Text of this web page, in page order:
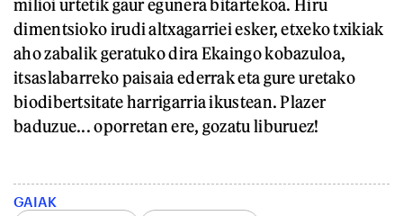
milioi urtetik gaur egunera bitartekoa. Hiru
dimentsioko irudi altxagarriei esker, etxeko txikiak
aho zabalik geratuko dira Ekaingo kobazuloa,
itsaslabarreko paisaia ederrak eta gure uretako
biodibertsitate harrigarria ikustean. Plazer
baduzue... oporretan ere, gozatu liburuez!
GAIAK